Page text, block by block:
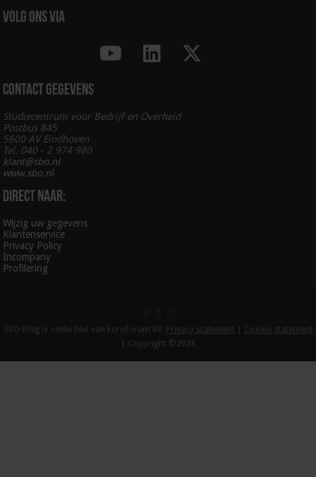
Volg ons via
Contact gegevens
Studiecentrum voor Bedrijf en Overheid
Postbus 845
5600 AV Eindhoven
Tel. 040 - 2 974 980
klant@sbo.nl
www.sbo.nl
Direct naar:
Wijzig uw gegevens
Klantenservice
Privacy Policy
Incompany
Profilering
SBO Blog is onderdeel van Euroforum BV. Privacy statement
Cookie statement
| Copyright ©2026